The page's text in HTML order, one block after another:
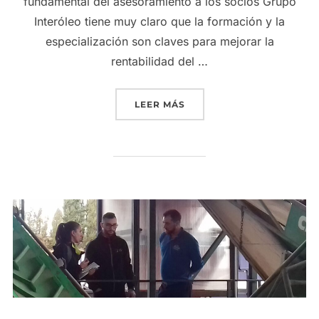
Interóleo tiene muy claro que la formación y la
especialización son claves para mejorar la
rentabilidad del …
LEER MÁS«GRUPO INTERÓLEO